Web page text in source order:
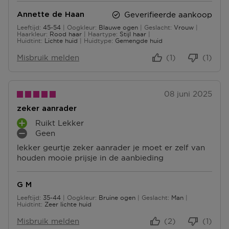
opnemen of gebruikmaken van een modelformulier
voor herroeping.
Je mag het product ook terugbrengen of omruilen in
orderbevestiging mee.
Ga naar meer info en FAQ’s over retourneren.
Meer vragen rond bestellen? Die vind je op onze FAQ
pagina.
Annette de Haan
Leeftijd
45 tot 5445-54 Oogkleur Blauwe ogen Geslacht
Vrouw
Haarkleur
Rood haar Haartype
Stijl haar
Huidtint
Lichte huid Huidtype Gemengde huid
Geverifieerde aankoop
Misbruik melden (1)
(1)
08 juni 2025
zeker aanrader
lekker geurtje zeker aanrader je moet er zelf van
houden mooie prijsje in de aanbieding
P
L
U
S
N
T
E
N
Ruikt Lekker
M
N
N
T
E
N
Geen
G M
Leeftijd
35 tot 4435-44 Oogkleur Bruine ogen Geslacht
Man
Huidtint
Zeer lichte huid
Misbruik melden (1)
(2)